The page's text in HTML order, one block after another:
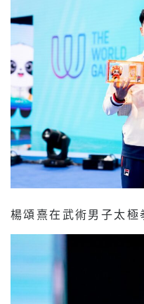
楊頌熹在武術男子太